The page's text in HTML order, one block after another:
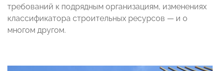
требований к подрядным организациям, изменениях
классификатора строительных ресурсов — и о
многом другом.